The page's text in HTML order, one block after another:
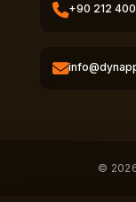
+90 212
©